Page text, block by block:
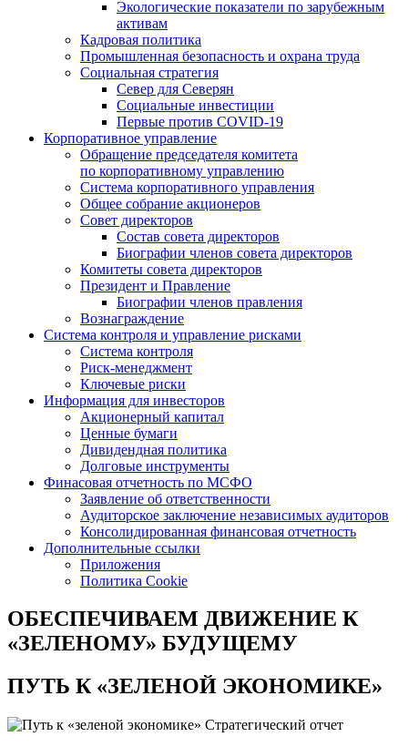
Экологические показатели по зарубежным
активам
Кадровая политика
Промышленная безопасность и охрана труда
Социальная стратегия
Север для Северян
Социальные инвестиции
Первые против COVID‑19
Корпоративное управление
Обращение председателя комитета
по корпоративному управлению
Система корпоративного управления
Общее собрание акционеров
Совет директоров
Состав совета директоров
Биографии членов совета директоров
Комитеты совета директоров
Президент и Правление
Биографии членов правления
Вознаграждение
Система контроля и управление рисками
Система контроля
Риск-менеджмент
Ключевые риски
Информация для инвесторов
Акционерный капитал
Ценные бумаги
Дивидендная политика
Долговые инструменты
Финасовая отчетность по МСФО
Заявление об ответственности
Аудиторское заключение независимых аудиторов
Консолидированная финансовая отчетность
Дополнительные ссылки
Приложения
Политика Cookie
ОБЕСПЕЧИВАЕМ ДВИЖЕНИЕ К
«ЗЕЛЕНОМУ» БУДУЩЕМУ
ПУТЬ К«ЗЕЛЕНОЙ ЭКОНОМИКЕ»
Стратегический отчет